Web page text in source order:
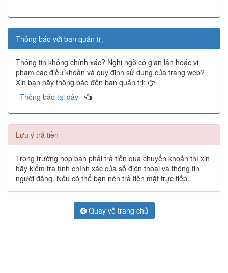
Thông báo với ban quản trị
Thông tin không chính xác? Nghi ngờ có gian lận hoặc vi
phạm các điều khoản và quy định sử dụng của trang web?
Xin bạn hãy thông báo đến ban quản trị:
Thông báo tại đây
Lưu ý trả tiền
Trong trường hợp bạn phải trả tiền qua chuyển khoản thì xin
hãy kiểm tra tính chính xác của số điện thoại và thông tin
người đăng. Nếu có thể bạn nên trả tiền mặt trực tiếp.
Quay về trang chủ